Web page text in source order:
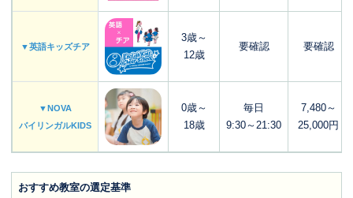
▼英語キッズチア
3歳～
12歳
要確認 要確認
▼NOVA
バイリンガルKIDS
0歳～
18歳
毎日
9:30～21:30
7,480～
25,000円
おすすめ教室の選定基準